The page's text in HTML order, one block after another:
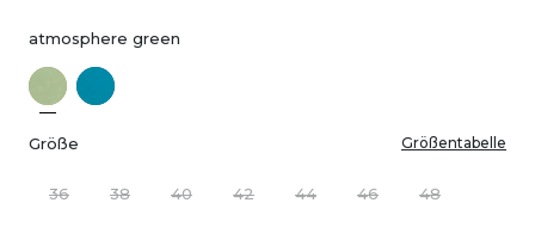
atmosphere green
Größe Größentabelle
36 38 40 42 44 46 48